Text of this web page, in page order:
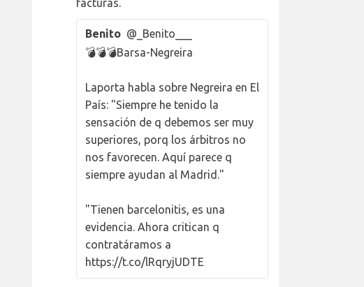
facturas.
Benito @_Benito___
💣💣💣Barsa-Negreira
Laporta habla sobre Negreira en El
País: "Siempre he tenido la
sensación de q debemos ser muy
superiores, porq los árbitros no
nos favorecen. Aquí parece q
siempre ayudan al Madrid."
"Tienen barcelonitis, es una
evidencia. Ahora critican q
contratáramos a
https://t.co/lRqryjUDTE